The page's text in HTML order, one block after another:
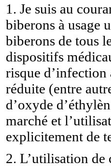
1. Je suis au
biberons à usage
biberons de tous
dispositifs
risque d’infection
réduite (entre
d’oxyde
marché et
explicitement de
2. L’utilisation de